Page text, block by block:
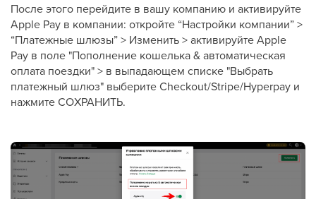
После этого перейдите в вашу компанию и активируйте
Apple Pay в компании: откройте “Настройки компании” >
“Платежные шлюзы” > Изменить > активируйте Apple
Pay в поле "Пополнение кошелька & автоматическая
оплата поездки" > в выпадающем списке "Выбрать
платежный шлюз" выберите Checkout/Stripe/Hyperpay и
нажмите СОХРАНИТЬ.